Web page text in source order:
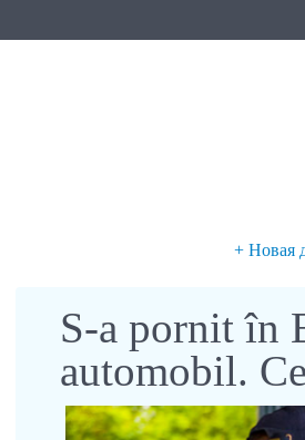
+ Новая
S-a pornit în
automobil.